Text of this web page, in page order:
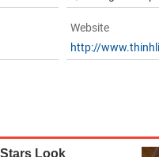
Website
http://